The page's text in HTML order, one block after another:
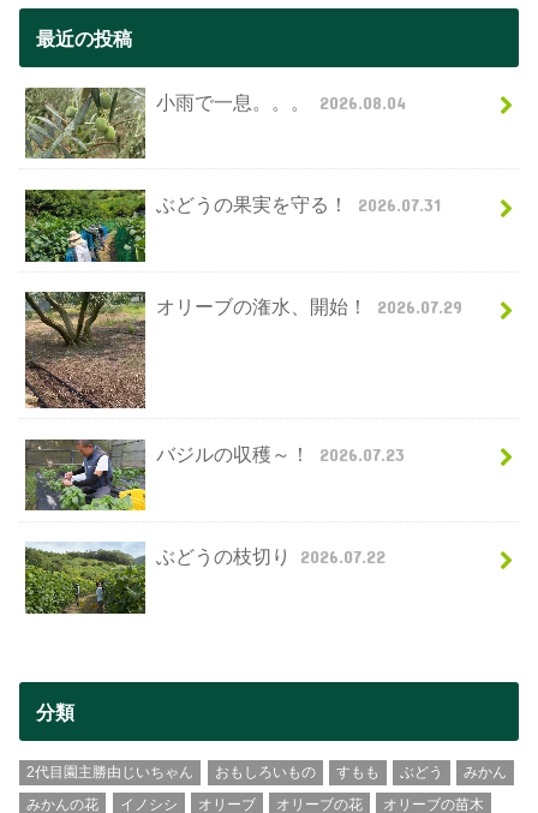
最近の投稿
小雨で一息。。。 2026.08.04
ぶどうの果実を守る！ 2026.07.31
オリーブの潅水、開始！ 2026.07.29
バジルの収穫～！ 2026.07.23
ぶどうの枝切り 2026.07.22
分類
2代目園主勝由じいちゃん おもしろいもの すもも ぶどう
みかん
みかんの花
イノシシ オリーブ オリーブの花
オリーブの苗木